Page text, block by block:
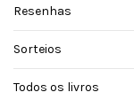
Resenhas
Sorteios
Todos os livros